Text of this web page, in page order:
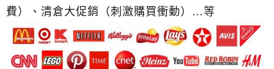
費）、清倉大促銷（刺激購買衝動）…等